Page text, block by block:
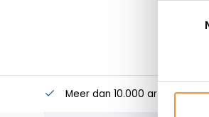
Meer dan 10.000 artikelen